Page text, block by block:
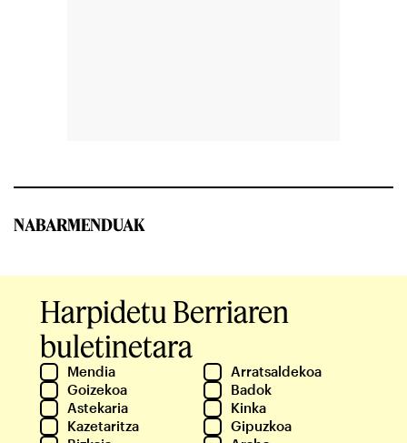
NABARMENDUAK
Harpidetu Berriaren
buletinetara
Mendia
Arratsaldekoa
Goizekoa
Badok
Astekaria
Kinka
Kazetaritza
Gipuzkoa